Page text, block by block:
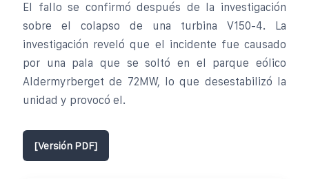
El fallo se confirmó después de la investigación
sobre el colapso de una turbina V150-4. La
investigación reveló que el incidente fue causado
por una pala que se soltó en el parque eólico
Aldermyrberget de 72MW, lo que desestabilizó la
unidad y provocó el.
[Versión PDF]